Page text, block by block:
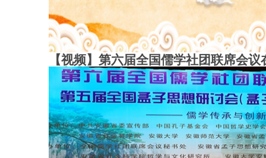
【视频】第六届全国儒学社团联席会议